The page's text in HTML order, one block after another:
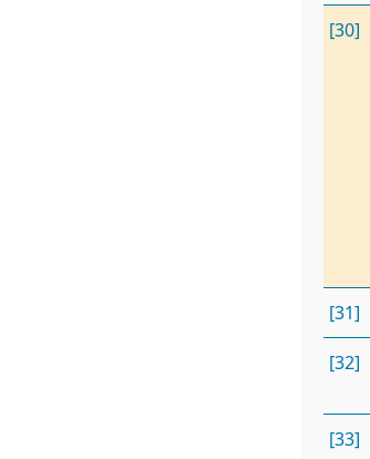
[30]
[31]
[32]
[33]